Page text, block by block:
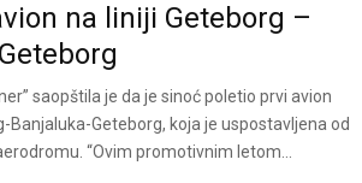
na liniji Geteborg –
saopštila je da je sinoć poletio prvi avion
Banjaluka-Geteborg, koja je uspostavljena od
“Ovim promotivnim letom...